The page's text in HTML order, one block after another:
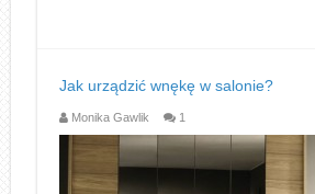
Jak urządzić wnękę w salonie?
Monika Gawlik 1